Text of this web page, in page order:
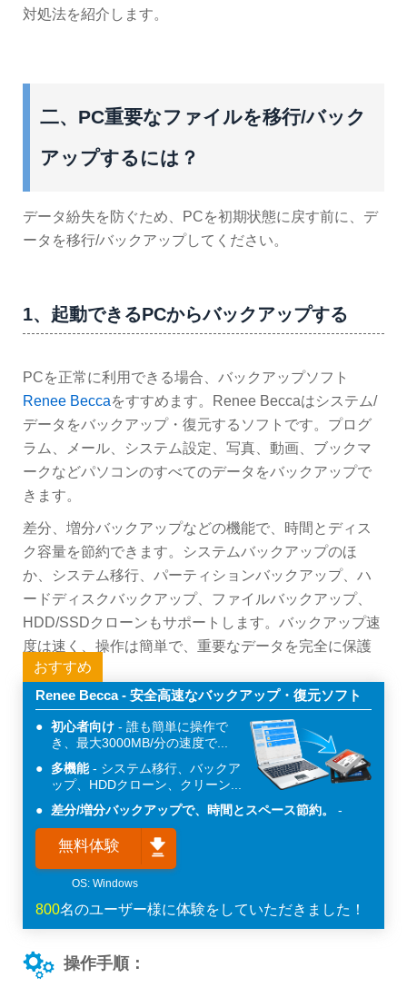
対処法を紹介します。
二、PC重要なファイルを移行/バック
アップするには？
データ紛失を防ぐため、PCを初期状態に戻す前に、デ
ータを移行/バックアップしてください。
1、起動できるPCからバックアップする
PCを正常に利用できる場合、バックアップソフト
Renee Beccaをすすめます。Renee Beccaはシステム/
データをバックアップ・復元するソフトです。プログ
ラム、メール、システム設定、写真、動画、ブックマ
ークなどパソコンのすべてのデータをバックアップで
きます。
差分、増分バックアップなどの機能で、時間とディス
ク容量を節約できます。システムバックアップのほ
か、システム移行、パーティションバックアップ、ハ
ードディスクバックアップ、ファイルバックアップ、
HDD/SSDクローンもサポートします。バックアップ速
度は速く、操作は簡単で、重要なデータを完全に保護
できます。
おすすめ
Renee Becca - 安全高速なバックアップ・復元ソフト
初心者向け
誰も簡単に操作で
き、最大3000MB/分の速度で...
多機能
システム移行、バックア
ップ、HDDクローン、クリーン...
差分/増分バックアップで、時間とスペース節約。
無料体験
800名のユーザー様に体験をしていただきました！
操作手順：